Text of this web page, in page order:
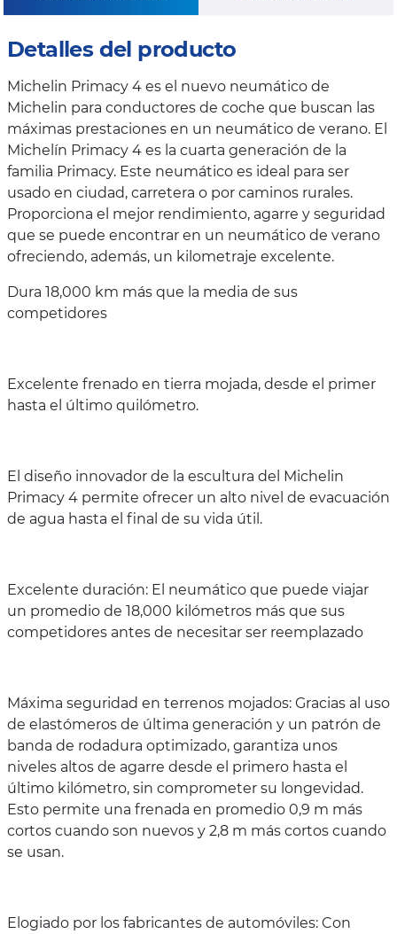
Detalles del producto
Michelin Primacy 4 es el nuevo neumático de
Michelin para conductores de coche que buscan las
máximas prestaciones en un neumático de verano. El
Michelín Primacy 4 es la cuarta generación de la
familia Primacy. Este neumático es ideal para ser
usado en ciudad, carretera o por caminos rurales.
Proporciona el mejor rendimiento, agarre y seguridad
que se puede encontrar en un neumático de verano
ofreciendo, además, un kilometraje excelente.
Dura 18,000 km más que la media de sus
competidores
Excelente frenado en tierra mojada, desde el primer
hasta el último quilómetro.
El diseño innovador de la escultura del Michelin
Primacy 4 permite ofrecer un alto nivel de evacuación
de agua hasta el final de su vida útil.
Excelente duración: El neumático que puede viajar
un promedio de 18,000 kilómetros más que sus
competidores antes de necesitar ser reemplazado
Máxima seguridad en terrenos mojados: Gracias al uso
de elastómeros de última generación y un patrón de
banda de rodadura optimizado, garantiza unos
niveles altos de agarre desde el primero hasta el
último kilómetro, sin comprometer su longevidad.
Esto permite una frenada en promedio 0,9 m más
cortos cuando son nuevos y 2,8 m más cortos cuando
se usan.
Elogiado por los fabricantes de automóviles: Con